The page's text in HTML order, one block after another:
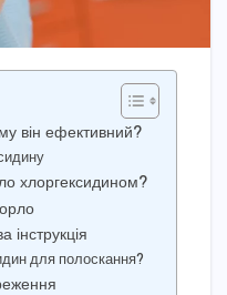
він ефективний?
хлоргексидином?
інструкція
для полоскання?